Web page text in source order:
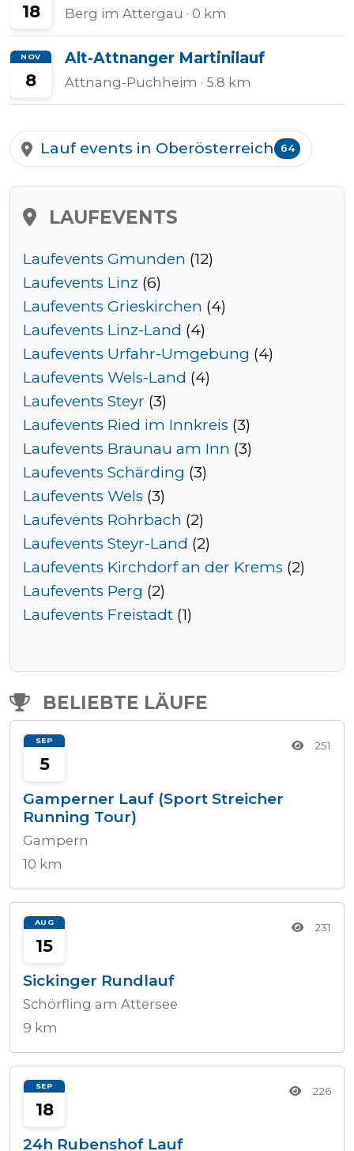
Kinder
events
Tempo
Rechner
Prognose
Herzfrequenzzonen
Event
hinzufügen
18 Berg im Attergau · 0 km
NOV
8
Alt-Attnanger Martinilauf
Attnang-Puchheim · 5.8 km
Lauf events in Oberösterreich 64
LAUFEVENTS
Laufevents Gmunden (12)
Laufevents Linz (6)
Laufevents Grieskirchen (4)
Laufevents Linz-Land (4)
Laufevents Urfahr-Umgebung (4)
Laufevents Wels-Land (4)
Laufevents Steyr (3)
Laufevents Ried im Innkreis (3)
Laufevents Braunau am Inn (3)
Laufevents Schärding (3)
Laufevents Wels (3)
Laufevents Rohrbach (2)
Laufevents Steyr-Land (2)
Laufevents Kirchdorf an der Krems (2)
Laufevents Perg (2)
Laufevents Freistadt (1)
BELIEBTE LÄUFE
SEP
5
251
Gamperner Lauf (Sport Streicher
Running Tour)
Gampern
10 km
AUG
15
231
Sickinger Rundlauf
Schörfling am Attersee
9 km
SEP
18
226
24h Rubenshof Lauf